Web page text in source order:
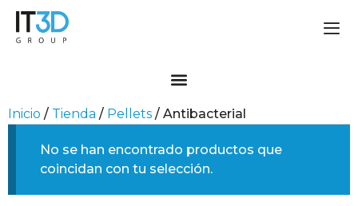
Inicio / Tienda / Pellets / Antibacterial
No se han encontrado productos que
coincidan con tu selección.